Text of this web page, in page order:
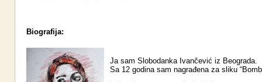
Biografija:
Ja sam Slobodanka Ivančević iz Beograda.
Sa 12 godina sam nagrađena za sliku